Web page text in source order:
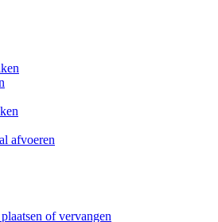
afvoeren
of vervangen